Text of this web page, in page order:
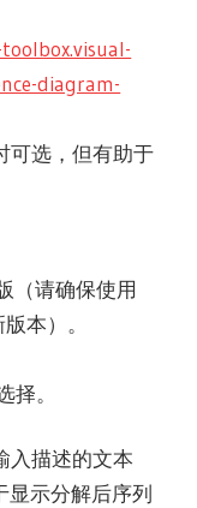
diagram-
可选，但有助于
（请确保使用
本）。
择。
入描述的文本
显示分解后序列